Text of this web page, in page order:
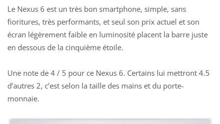
Le Nexus 6 est un très bon smartphone, simple, sans
fioritures, très performants, et seul son prix actuel et son
écran légèrement faible en luminosité placent la barre juste
en dessous de la cinquième étoile.
Une note de 4 / 5 pour ce Nexus 6. Certains lui mettront 4.5
d’autres 2, c’est selon la taille des mains et du porte-
monnaie.